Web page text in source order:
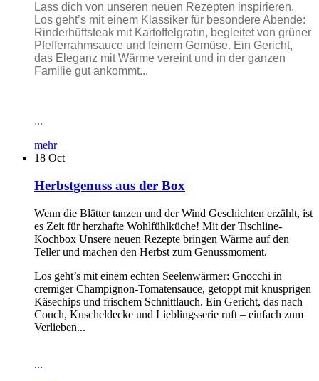
Lass dich von unseren neuen Rezepten inspirieren.
Los geht’s mit einem Klassiker für besondere Abende:
Rinderhüftsteak mit Kartoffelgratin, begleitet von grüner
Pfefferrahmsauce und feinem Gemüse. Ein Gericht,
das Eleganz mit Wärme vereint und in der ganzen
Familie gut ankommt...
...
mehr
18 Oct
Herbstgenuss aus der Box
Wenn die Blätter tanzen und der Wind Geschichten erzählt, ist
es Zeit für herzhafte Wohlfühlküche! Mit der Tischline-
Kochbox Unsere neuen Rezepte bringen Wärme auf den
Teller und machen den Herbst zum Genussmoment.
Los geht’s mit einem echten Seelenwärmer: Gnocchi in
cremiger Champignon-Tomatensauce, getoppt mit knusprigen
Käsechips und frischem Schnittlauch. Ein Gericht, das nach
Couch, Kuscheldecke und Lieblingsserie ruft – einfach zum
Verlieben...
...